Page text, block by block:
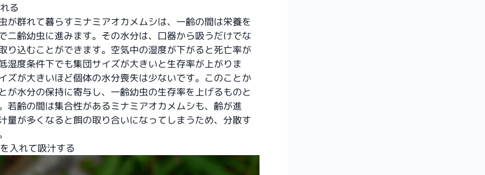
る
が群れて暮らすミナミアオカメムシは、一齢の間は栄養を
二齢幼虫に進みます。その水分は、口器から吸うだけでな
り込むことができます。空気中の湿度が下がると死亡率が
湿度条件下でも集団サイズが大きいと生存率が上がりま
ズが大きいほど個体の水分喪失は少ないです。このことか
が水分の保持に寄与し、一齢幼虫の生存率を上げるものと
若齢の間は集合性があるミナミアオカメムシも、齢が進
量が多くなると餌の取り合いになってしまうため、分散す
入れて吸汁する